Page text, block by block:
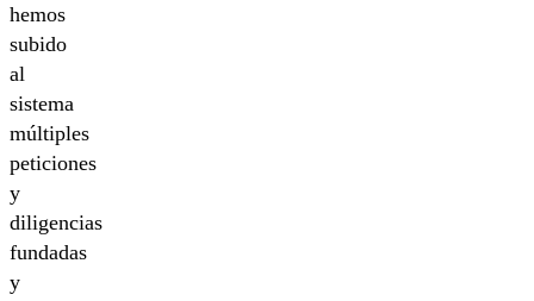
hemos
subido
al
sistema
múltiples
peticiones
y
diligencias
fundadas
y